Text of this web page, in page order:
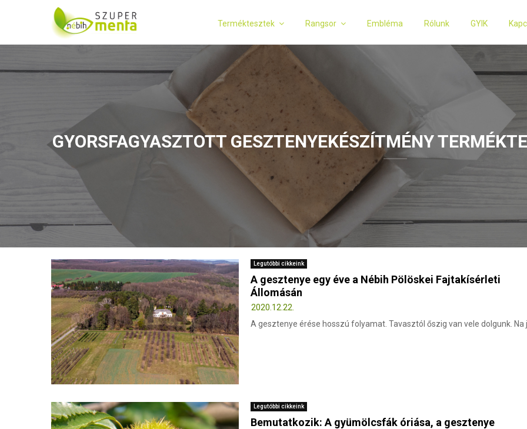
Terméktesztek Rangsor Embléma Rólunk GYIK
GYORSFAGYASZTOTT GESZTENYEKÉSZÍTMÉNY
Legutóbbi cikkeink
A gesztenye egy éve a Nébih Pölöskei Fajtakísérleti
Állomásán
2020.12.22.
A gesztenye érése hosszú folyamat. Tavasztól őszig van vele dolgunk. Na
Legutóbbi cikkeink
Bemutatkozik: A gyümölcsfák óriása, a gesztenye